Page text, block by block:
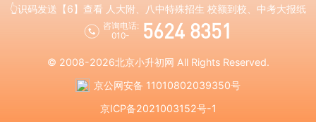
👆识码发送【6】查看 人大附、八中特殊招生 校额到校、中考大报纸
咨询电话:
010-
5624 8351
© 2008-2026北京小升初网 All Rights Reserved.
京公网安备 11010802039350号
京ICP备2021003152号-1